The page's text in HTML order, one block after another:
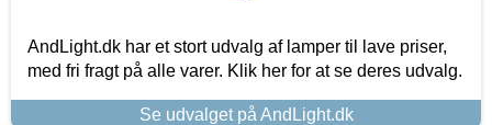
AndLight.dk har et stort udvalg af lamper til lave priser,
med fri fragt på alle varer. Klik her for at se deres udvalg.
Se udvalget på AndLight.dk